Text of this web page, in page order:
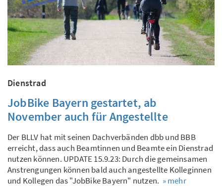
Dienstrad
JobBike Bayern gestartet, ab
November auch für Angestellte
Der BLLV hat mit seinen Dachverbänden dbb und BBB
erreicht, dass auch Beamtinnen und Beamte ein Dienstrad
nutzen können. UPDATE 15.9.23: Durch die gemeinsamen
Anstrengungen können bald auch angestellte Kolleginnen
und Kollegen das "JobBike Bayern" nutzen. » mehr